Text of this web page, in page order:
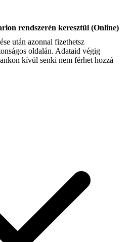
rendszerén keresztül (Online)
után azonnal fizethetsz
oldalán. Adataid végig
kívül senki nem férhet hozzá